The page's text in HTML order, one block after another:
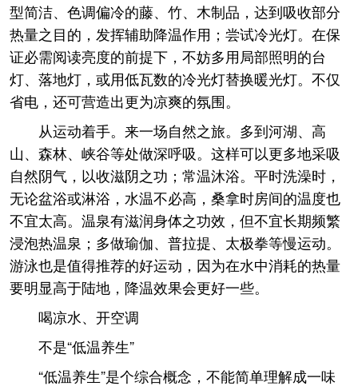
型简洁、色调偏冷的藤、竹、木制品，达到吸收部分
热量之目的，发挥辅助降温作用；尝试冷光灯。在保
证必需阅读亮度的前提下，不妨多用局部照明的台
灯、落地灯，或用低瓦数的冷光灯替换暖光灯。不仅
省电，还可营造出更为凉爽的氛围。
从运动着手。来一场自然之旅。多到河湖、高
山、森林、峡谷等处做深呼吸。这样可以更多地采吸
自然阴气，以收滋阴之功；常温沐浴。平时洗澡时，
无论盆浴或淋浴，水温不必高，桑拿时房间的温度也
不宜太高。温泉有滋润身体之功效，但不宜长期频繁
浸泡热温泉；多做瑜伽、普拉提、太极拳等慢运动。
游泳也是值得推荐的好运动，因为在水中消耗的热量
要明显高于陆地，降温效果会更好一些。
喝凉水、开空调
不是“低温养生”
“低温养生”是个综合概念，不能简单理解成一味